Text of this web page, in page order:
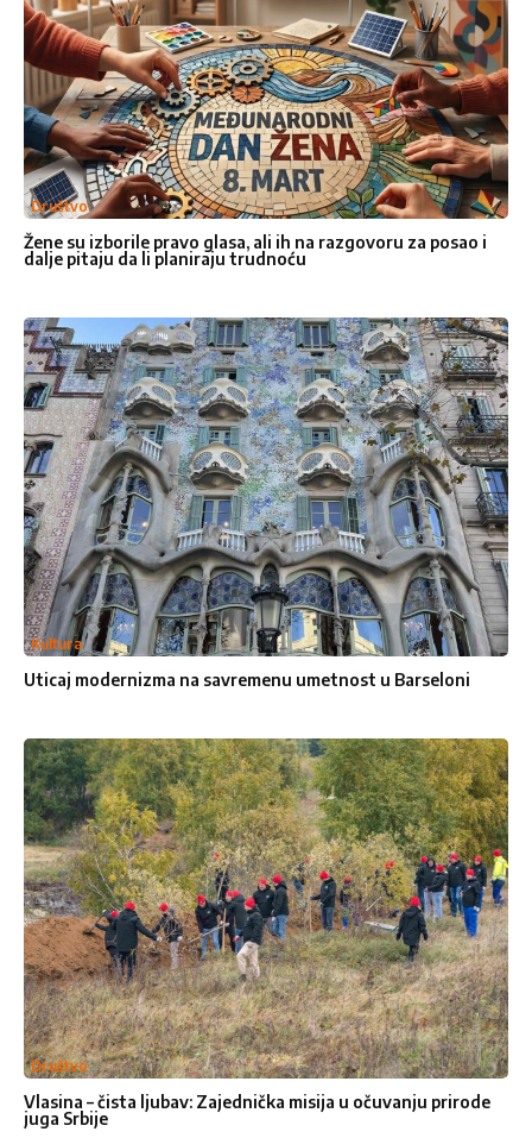
Pošalji poruku
Društvo
Žene su izborile pravo glasa, ali ih na razgovoru za posao i
dalje pitaju da li planiraju trudnoću
Kultura
Uticaj modernizma na savremenu umetnost u Barseloni
Društvo
Vlasina – čista ljubav: Zajednička misija u očuvanju prirode
juga Srbije